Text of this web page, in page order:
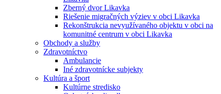
Zberný dvor Likavka
Riešenie migračných výziev v obci Likavka
Rekonštrukcia nevyužívaného objektu v obci na
komunitné centrum v obci Likavka
Obchody a služby
Zdravotníctvo
Ambulancie
Iné zdravotnícke subjekty
Kultúra a šport
Kultúrne stredisko